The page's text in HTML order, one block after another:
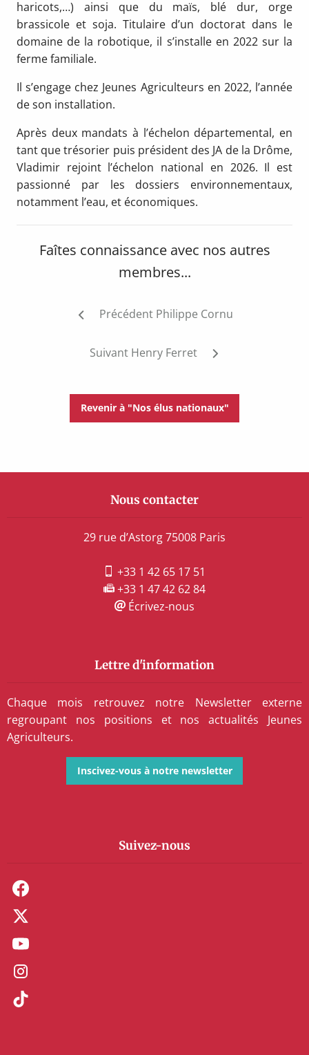
haricots,…) ainsi que du maïs, blé dur, orge
brassicole et soja. Titulaire d’un doctorat dans le
domaine de la robotique, il s’installe en 2022 sur la
ferme familiale.
Il s’engage chez Jeunes Agriculteurs en 2022, l’année
de son installation.
Après deux mandats à l’échelon départemental, en
tant que trésorier puis président des JA de la Drôme,
Vladimir rejoint l’échelon national en 2026. Il est
passionné par les dossiers environnementaux,
notamment l’eau, et économiques.
Faîtes connaissance avec nos autres
membres...
navigation
Précédent Philippe Cornu
Suivant Henry Ferret
Revenir à "Nos élus nationaux"
Nous contacter
29 rue d’Astorg 75008 Paris
+33 1 42 65 17 51
+33 1 47 42 62 84
Écrivez-nous
Lettre d'information
Chaque mois retrouvez notre Newsletter externe
regroupant nos positions et nos actualités Jeunes
Agriculteurs.
Inscivez-vous à notre newsletter
Suivez-nous